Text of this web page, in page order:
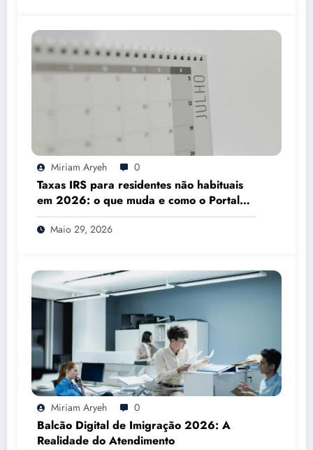
Miriam Aryeh 0
Taxas IRS para residentes não habituais
em 2026: o que muda e como o Portal
das Finanças pode ajudar
Maio 29, 2026
Miriam Aryeh 0
Balcão Digital de Imigração 2026: A
Realidade do Atendimento